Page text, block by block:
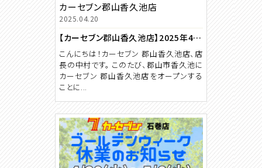
カーセブン郡山香久池店
2025.04.20
【カーセブン郡山香久池店】2025年4月23日（水）10時、いよいよオープン！TOYOTA ランドクルーザー70（4WD）などのオープン記念特選車＆来場プレゼント企画をご用意！お待ちしています！
こんにちは！カーセブン 郡山香久池店、店
長の中村です。 このたび、郡山市香久池に
カーセブン 郡山香久池店をオープンする
ことに...